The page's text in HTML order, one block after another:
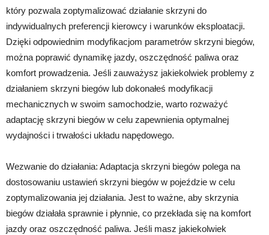
który pozwala zoptymalizować działanie skrzyni do
indywidualnych preferencji kierowcy i warunków eksploatacji.
Dzięki odpowiednim modyfikacjom parametrów skrzyni biegów,
można poprawić dynamikę jazdy, oszczędność paliwa oraz
komfort prowadzenia. Jeśli zauważysz jakiekolwiek problemy z
działaniem skrzyni biegów lub dokonałeś modyfikacji
mechanicznych w swoim samochodzie, warto rozważyć
adaptację skrzyni biegów w celu zapewnienia optymalnej
wydajności i trwałości układu napędowego.
Wezwanie do działania: Adaptacja skrzyni biegów polega na
dostosowaniu ustawień skrzyni biegów w pojeździe w celu
zoptymalizowania jej działania. Jest to ważne, aby skrzynia
biegów działała sprawnie i płynnie, co przekłada się na komfort
jazdy oraz oszczędność paliwa. Jeśli masz jakiekolwiek